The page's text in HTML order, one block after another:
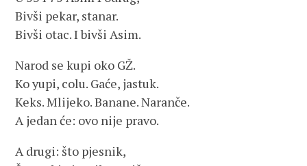
Bivši pekar, stanar.
Bivši otac. I bivši Asim.
Narod se kupi oko GŽ.
Ko yupi, colu. Gaće, jastuk.
Keks. Mlijeko. Banane. Naranče.
A jedan će: ovo nije pravo.
A drugi: što pjesnik,